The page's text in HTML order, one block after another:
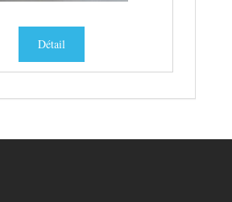
Détail